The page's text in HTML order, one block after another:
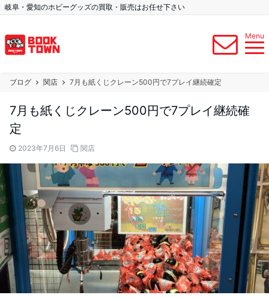
岐阜・愛知のホビーグッズの買取・販売はお任せ下さい
Menu
ブログ 関店 7月も紙くじクレーン500円で7プレイ継続確定
7月も紙くじクレーン500円で7プレイ継続確
定
2023年7月6日 関店